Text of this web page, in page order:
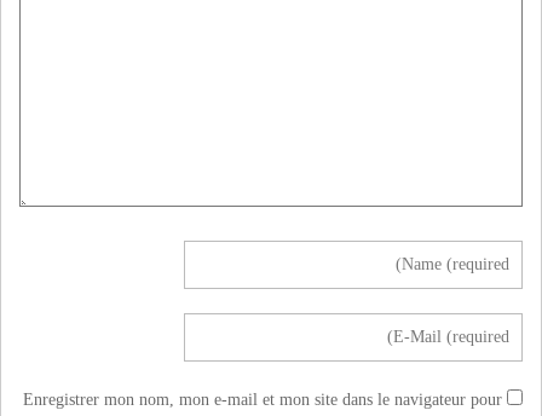
Enregistrer mon nom, mon e-mail et mon site dans le navigateur pour